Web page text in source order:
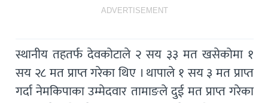
ADVERTISEMENT
स्थानीय तहतर्फ देवकोटाले २ सय ३३ मत खसेकोमा १
सय २८ मत प्राप्त गरेका थिए । थापाले १ सय ३ मत प्राप्त
गर्दा नेमकिपाका उम्मेदवार तामाङले दुई मत प्राप्त गरेका